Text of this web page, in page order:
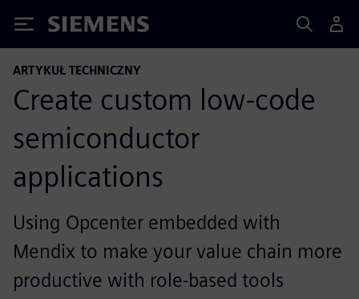
Siemens
ARTYKUŁ TECHNICZNY
Create custom low-code
semiconductor
applications
Using Opcenter embedded with
Mendix to make your value chain more
productive with role-based tools